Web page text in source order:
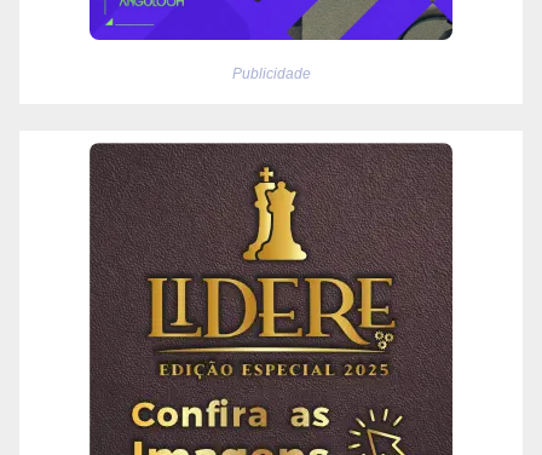
Publicidade